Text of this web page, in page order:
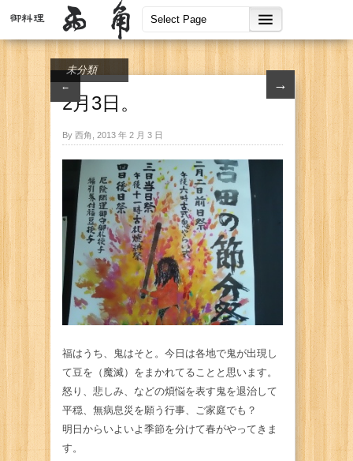
← →
未分類
2月3日。
By 西角, 2013 年 2 月 3 日
福はうち、鬼はそと。今日は各地で鬼が出現し
て豆を（魔滅）をまかれてることと思います。
怒り、悲しみ、などの煩悩を表す鬼を退治して
平穏、無病息災を願う行事、ご家庭でも？
明日からいよいよ季節を分けて春がやってきま
す。